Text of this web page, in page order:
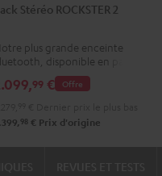
Stéréo
2
Noir
Stéréo ROCKSTER 2
plus grande enceinte
disponible en pack
Offre
99 €
98 € Prix d'origine